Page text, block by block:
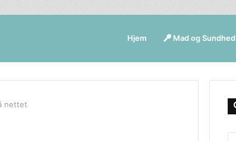
Hjem Mad og Sundhed
nettet